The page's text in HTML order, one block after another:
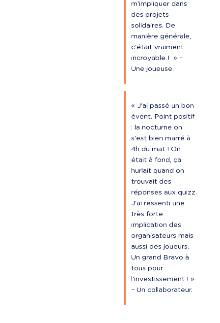
m'impliquer dans
des projets
solidaires. De
manière générale,
c'était vraiment
incroyable !  » –
Une joueuse.
« J'ai passé un bon
évent. Point positif
: la nocturne on
s'est bien marré à
4h du mat ! On
était à fond, ça
hurlait quand on
trouvait des
réponses aux quizz.
J'ai ressenti une
très forte
implication des
organisateurs mais
aussi des joueurs.
Un grand Bravo à
tous pour
l'investissement ! »
– Un collaborateur.